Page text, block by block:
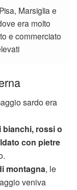
Marsiglia e
era molto
e commerciato
sardo era
bianchi, rossi o
con pietre
montagna, le
veniva